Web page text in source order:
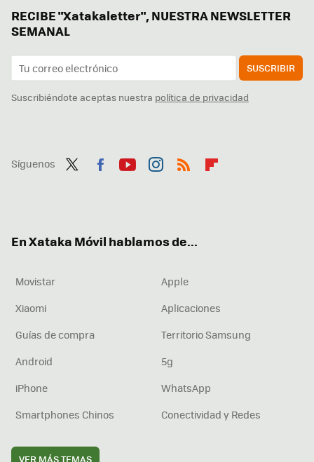
RECIBE "Xatakaletter", NUESTRA NEWSLETTER
SEMANAL
SUSCRIBIR
Suscribiéndote aceptas nuestra política de privacidad
Síguenos
En Xataka Móvil hablamos de...
Movistar
Apple
Xiaomi
Aplicaciones
Guías de compra
Territorio Samsung
Android
5g
iPhone
WhatsApp
Smartphones Chinos
Conectividad y Redes
VER MÁS TEMAS